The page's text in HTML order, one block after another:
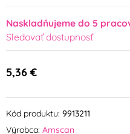
Naskladňujeme do 5
Sledovať dostupnosť
5,36 €
Kód produktu: 9913211
Výrobca: Amscan